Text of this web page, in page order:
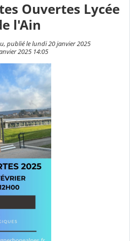
Ouvertes Lycée
l'Ain
publié le lundi 20 janvier 2025
2025 14:05